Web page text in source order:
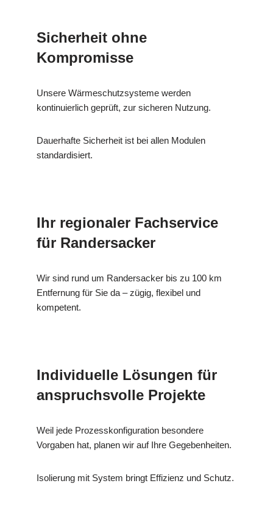
Sicherheit ohne
Kompromisse
Unsere Wärmeschutzsysteme werden
kontinuierlich geprüft, zur sicheren Nutzung.
Dauerhafte Sicherheit ist bei allen Modulen
standardisiert.
Ihr regionaler Fachservice
für Randersacker
Wir sind rund um Randersacker bis zu 100 km
Entfernung für Sie da – zügig, flexibel und
kompetent.
Individuelle Lösungen für
anspruchsvolle Projekte
Weil jede Prozesskonfiguration besondere
Vorgaben hat, planen wir auf Ihre Gegebenheiten.
Isolierung mit System bringt Effizienz und Schutz.